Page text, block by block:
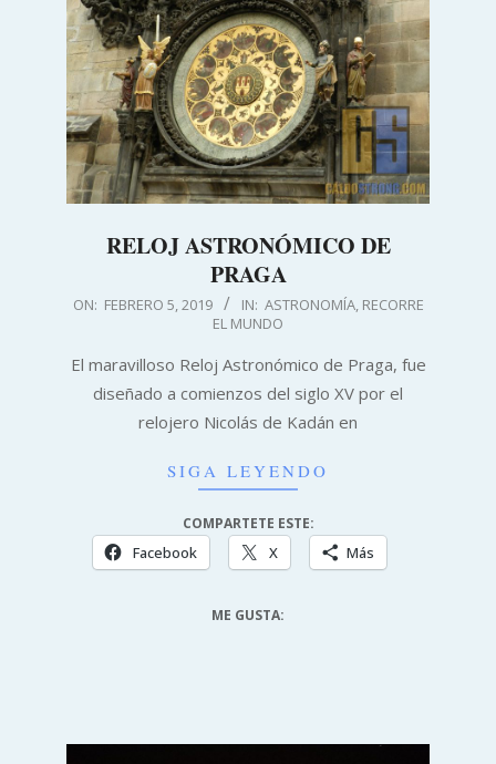
RELOJ ASTRONÓMICO DE
PRAGA
2019-
05
ON: FEBRERO 5, 2019 IN: ASTRONOMÍA, RECORRE
EL MUNDO
El maravilloso Reloj Astronómico de Praga, fue
diseñado a comienzos del siglo XV por el
relojero Nicolás de Kadán en
SIGA LEYENDO
COMPARTETE ESTE:
Facebook X Más
ME GUSTA: